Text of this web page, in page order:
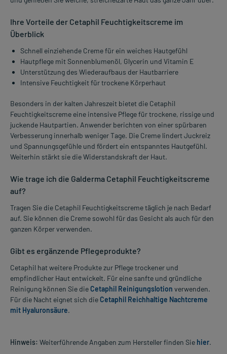
Ihre Vorteile der Cetaphil Feuchtigkeitscreme im
Überblick
Schnell einziehende Creme für ein weiches Hautgefühl
Hautpflege mit Sonnenblumenöl, Glycerin und Vitamin E
Unterstützung des Wiederaufbaus der Hautbarriere
Intensive Feuchtigkeit für trockene Körperhaut
Besonders in der kalten Jahreszeit bietet die Cetaphil
Feuchtigkeitscreme eine intensive Pflege für trockene, rissige und
juckende Hautpartien. Anwender berichten von einer spürbaren
Verbesserung innerhalb weniger Tage. Die Creme lindert Juckreiz
und Spannungsgefühle und fördert ein entspanntes Hautgefühl.
Weiterhin stärkt sie die Widerstandskraft der Haut.
Wie trage ich die Galderma Cetaphil Feuchtigkeitscreme
auf?
Tragen Sie die Cetaphil Feuchtigkeitscreme täglich je nach Bedarf
auf. Sie können die Creme sowohl für das Gesicht als auch für den
ganzen Körper verwenden.
Gibt es ergänzende Pflegeprodukte?
Cetaphil hat weitere Produkte zur Pflege trockener und
empfindlicher Haut entwickelt. Für eine sanfte und gründliche
Reinigung können Sie dieCetaphil Reinigungslotion verwenden.
Für die Nacht eignet sich dieCetaphil Reichhaltige Nachtcreme
mit Hyaluronsäure.
Hinweis: Weiterführende Angaben zum Hersteller finden Sie hier.